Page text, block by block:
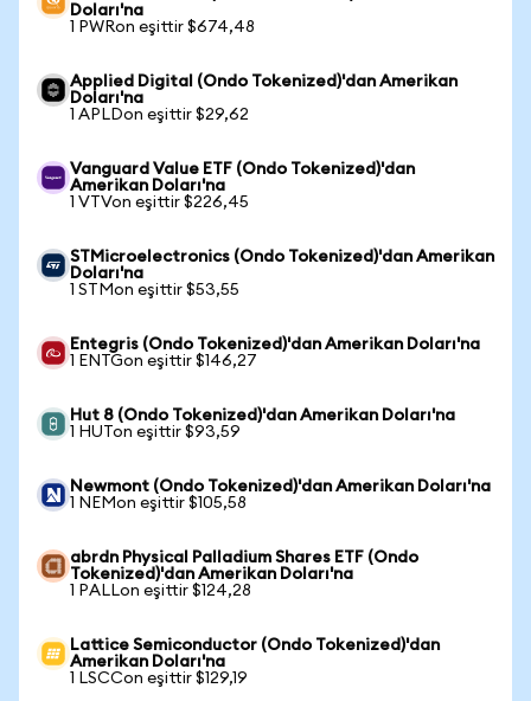
Doları'na
1 PWRon eşittir $674,48
Applied Digital (Ondo Tokenized)'dan Amerikan
Doları'na
1 APLDon eşittir $29,62
Vanguard Value ETF (Ondo Tokenized)'dan
Amerikan Doları'na
1 VTVon eşittir $226,45
STMicroelectronics (Ondo Tokenized)'dan Amerikan
Doları'na
1 STMon eşittir $53,55
Entegris (Ondo Tokenized)'dan Amerikan Doları'na
1 ENTGon eşittir $146,27
Hut 8 (Ondo Tokenized)'dan Amerikan Doları'na
1 HUTon eşittir $93,59
Newmont (Ondo Tokenized)'dan Amerikan Doları'na
1 NEMon eşittir $105,58
abrdn Physical Palladium Shares ETF (Ondo
Tokenized)'dan Amerikan Doları'na
1 PALLon eşittir $124,28
Lattice Semiconductor (Ondo Tokenized)'dan
Amerikan Doları'na
1 LSCCon eşittir $129,19